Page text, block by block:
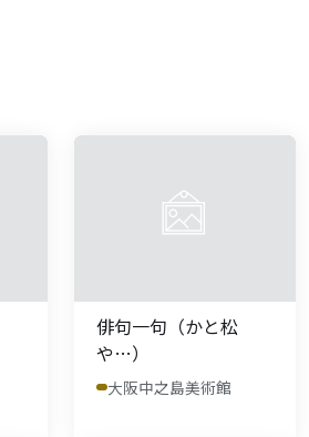
俳句一句（かと松
や…）
大阪中之島美術館